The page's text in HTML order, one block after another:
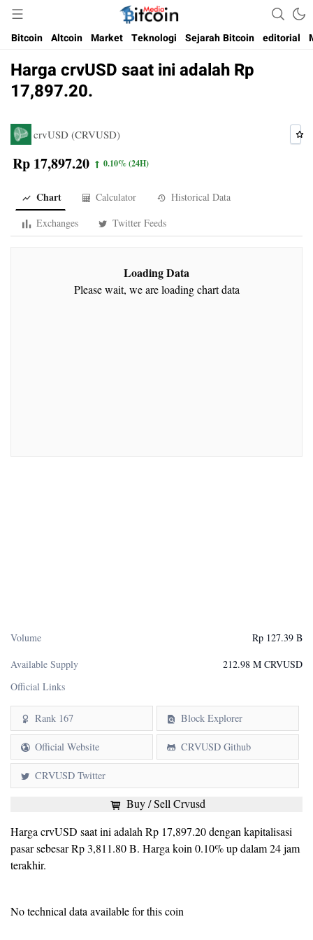
Bitcoin Media Indonesia
Media Bitcoin dan Cryptocurrency, dan Blockchain di Indonesia
Bitcoin Altcoin Market Teknologi Sejarah Bitcoin editorial
Harga crvUSD saat ini adalah Rp
17,897.20.
crvUSD (CRVUSD)
Rp 17,897.20 0.10%(24H)
Volume
Rp 127.39 B
Available Supply
212.98 M CRVUSD
Official Links
Rank 167 Block Explorer
Official Website CRVUSD Github
CRVUSD Twitter
Buy / Sell Crvusd
Harga crvUSD saat ini adalah Rp 17,897.20 dengan kapitalisasi
pasar sebesar Rp 3,811.80 B. Harga koin 0.10% up dalam 24 jam
terakhir.
Chart Calculator
Historical Data
Exchanges
Twitter Feeds
Loading Data
Please wait, we are loading chart data
No technical data available for this coin